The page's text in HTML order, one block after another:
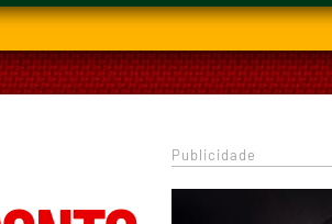
Publicidade